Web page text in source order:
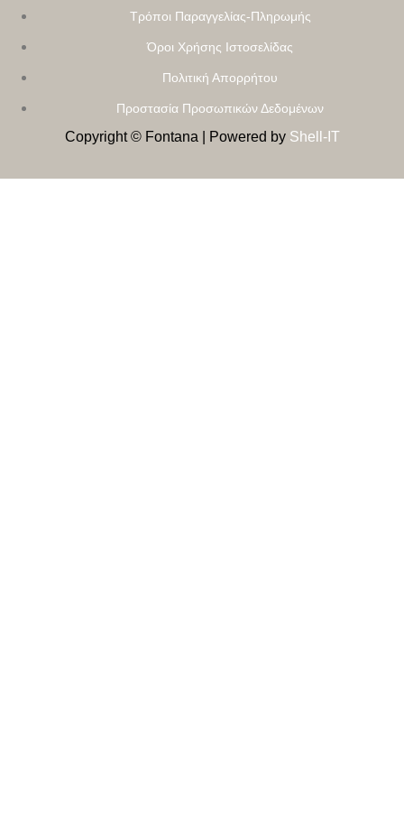
Τρόποι Παραγγελίας-Πληρωμής
Όροι Χρήσης Ιστοσελίδας
Πολιτική Απορρήτου
Προστασία Προσωπικών Δεδομένων
Copyright © Fontana | Powered by Shell-IT